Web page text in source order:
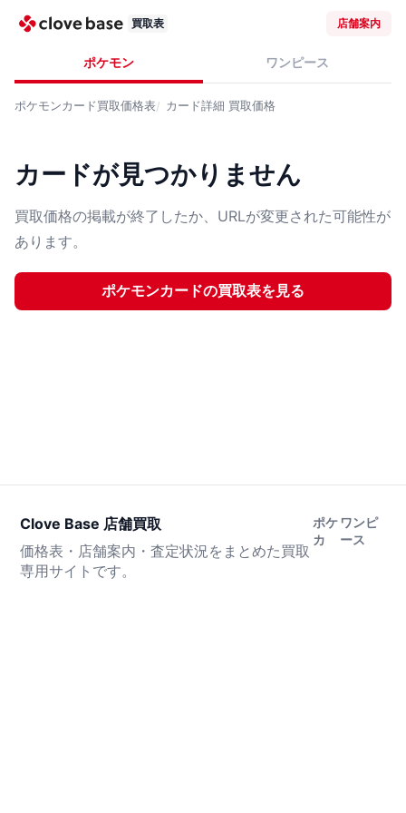
買取表 店舗案内
ポケモン ワンピース
ポケモンカード買取価格表 カード詳細 買取価格
カードが見つかりません
買取価格の掲載が終了したか、URLが変更された可能性が
あります。
ポケモンカードの買取表を見る
Clove Base 店舗買取
価格表・店舗案内・査定状況をまとめた買取
専用サイトです。
ポケ
カ
ワンピ
ース